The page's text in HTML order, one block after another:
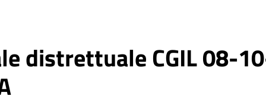
distrettuale CGIL 08-